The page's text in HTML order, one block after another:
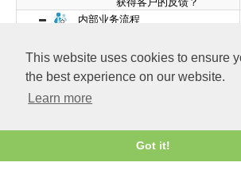
This website uses cookies to ensure
the best experience on our website.
Learn more
Got it!
内部业务流程
户的反馈？
流量度量（有机，直接，付
费，社交流量）
获得的反馈，有意义的对话